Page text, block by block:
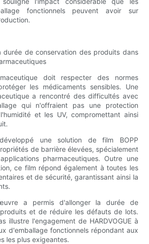
fonctionnels peuvent avoir sur
durée de conservation des produits dans
doit respecter des normes
les médicaments sensibles. Une
a rencontré des difficultés avec
qui n'offraient pas une protection
et les UV, compromettant ainsi
développé une solution de film BOPP
de barrière élevées, spécialement
pharmaceutiques. Outre une
ce film répond également à toutes les
et de sécurité, garantissant ainsi la
a permis d'allonger la durée de
et de réduire les défauts de lots.
illustre l'engagement de HARDVOGUE à
d'emballage fonctionnels répondant aux
les plus exigeantes.